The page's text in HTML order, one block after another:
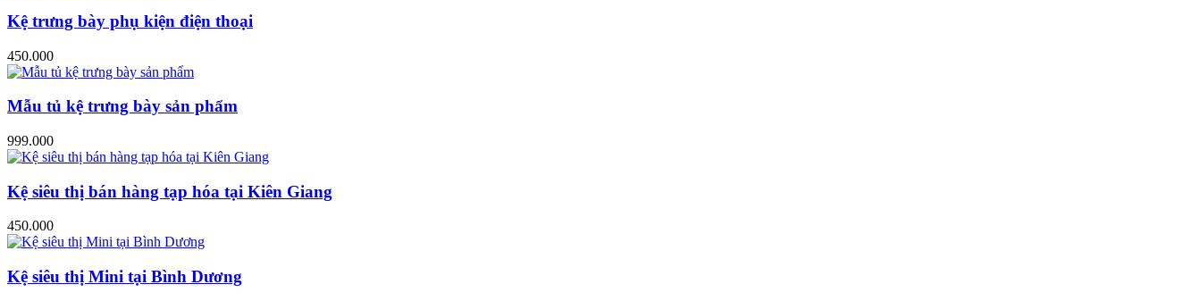
Kệ trưng bày phụ kiện điện thoại
450.000
Mẫu tủ kệ trưng bày sản phẩm
999.000
Kệ siêu thị bán hàng tạp hóa tại Kiên Giang
450.000
Kệ siêu thị Mini tại Bình Dương